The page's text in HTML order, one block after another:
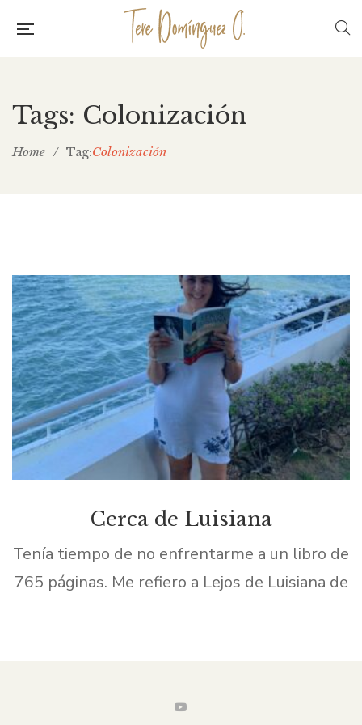
Tags: Colonización
Home / Tag:Colonización
Cerca de Luisiana
Tenía tiempo de no enfrentarme a un libro de
765 páginas. Me refiero a Lejos de Luisiana de